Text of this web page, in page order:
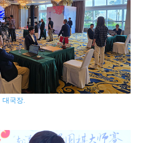
국장.